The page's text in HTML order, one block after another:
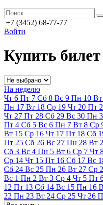
+7 (3452) 68-77-77
Войти
Купить билет
На неделю
Чт 6 Пт 7 Сб 8 Вс 9 Пн 10 Вт
Пн 17 Вт 18 Ср 19 Чт 20 Пт
Чт 27 Пт 28 Сб 29 Вс 30 Пн
Пт 4 Сб 5 Вс 6 Пн 7 Вт 8 Ср
Вт 15 Ср 16 Чт 17 Пт 18 Сб
Пт 25 Сб 26 Вс 27 Пн 28 Вт
Сб 3 Вс 4 Пн 5 Вт 6 Ср 7 Чт
Ср 14 Чт 15 Пт 16 Сб 17 Вс
Сб 24 Вс 25 Пн 26 Вт 27 Ср
Вс 1 Пн 2 Вт 3 Ср 4 Чт 5 Пт
12 Пт 13 Сб 14 Вс 15 Пн 16
22 Пн 23 Вт 24 Ср 25 Чт 26